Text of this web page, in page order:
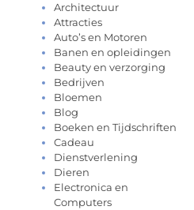
Architectuur
Attracties
Auto’s en Motoren
Banen en opleidingen
Beauty en verzorging
Bedrijven
Bloemen
Blog
Boeken en Tijdschriften
Cadeau
Dienstverlening
Dieren
Electronica en
Computers